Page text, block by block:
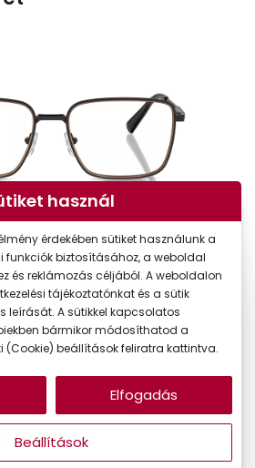
Ft
használ
érdekében sütiket használunk a
funkciók biztosításához, a weboldal
és reklámozás céljából. A weboldalon
tájékoztatónkat és a sütik
leírását. A sütikkel kapcsolatos
bármikor módosíthatod a
beállítások feliratra kattintva.
Beállítások
Elfogadás